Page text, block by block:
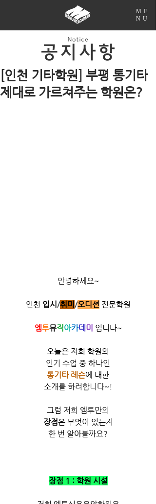
ME
NU
[인천 기타학원] 부평 통기타
제대로 가르쳐주는 학원은?
안녕하세요~
인천 입시 /취미 /오디션 전문학원
엠투뮤직아카데 미 입니다~
오늘은 저희 학원의
인기 수업 중 하나인
통기타 레슨에 대한
소개를 하려합니다~!
그럼 저희 엠투만의
장점은 무엇이 있는지
한 번 알아볼까요?
장점 1 : 학원 시설